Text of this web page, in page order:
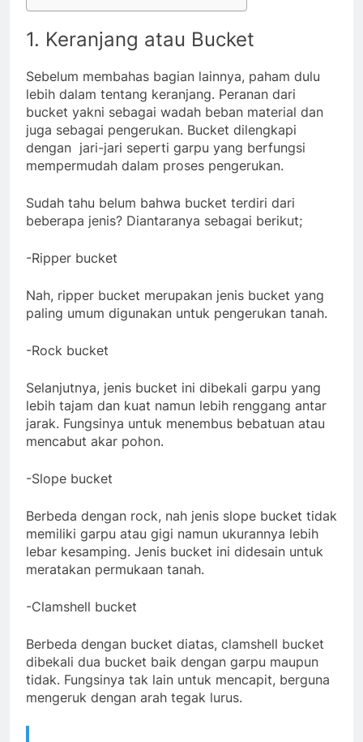
1. Keranjang atau Bucket
Sebelum membahas bagian lainnya, paham dulu
lebih dalam tentang keranjang. Peranan dari
bucket yakni sebagai wadah beban material dan
juga sebagai pengerukan. Bucket dilengkapi
dengan jari-jari seperti garpu yang berfungsi
mempermudah dalam proses pengerukan.
Sudah tahu belum bahwa bucket terdiri dari
beberapa jenis? Diantaranya sebagai berikut;
-Ripper bucket
Nah, ripper bucket merupakan jenis bucket yang
paling umum digunakan untuk pengerukan tanah.
-Rock bucket
Selanjutnya, jenis bucket ini dibekali garpu yang
lebih tajam dan kuat namun lebih renggang antar
jarak. Fungsinya untuk menembus bebatuan atau
mencabut akar pohon.
-Slope bucket
Berbeda dengan rock, nah jenis slope bucket tidak
memiliki garpu atau gigi namun ukurannya lebih
lebar kesamping. Jenis bucket ini didesain untuk
meratakan permukaan tanah.
-Clamshell bucket
Berbeda dengan bucket diatas, clamshell bucket
dibekali dua bucket baik dengan garpu maupun
tidak. Fungsinya tak lain untuk mencapit, berguna
mengeruk dengan arah tegak lurus.